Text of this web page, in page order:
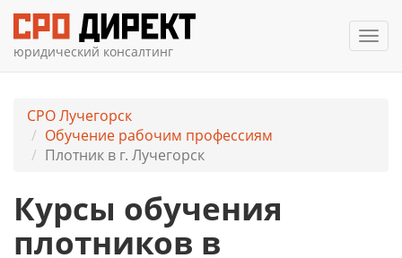
юридический консалтинг
СРО Лучегорск
Обучение рабочим профессиям
Плотник в г. Лучегорск
Курсы обучения
плотников в